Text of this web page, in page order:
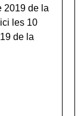
2019 de la
les 10
de la